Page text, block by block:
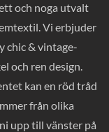
och noga utvalt
Vi erbjuder
chic & vintage-
och ren design.
kan en röd tråd
från olika
upp till vänster på